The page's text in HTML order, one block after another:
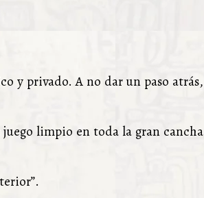
y privado. A no dar un paso atrás,
limpio en toda la gran cancha